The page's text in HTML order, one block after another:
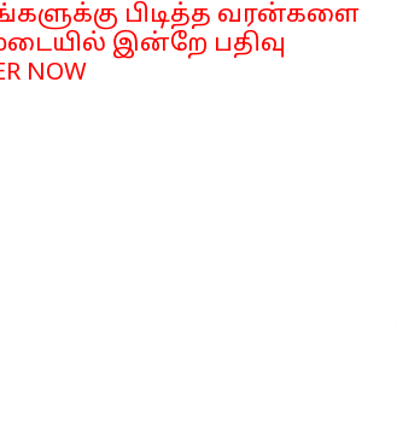
பிடித்த வரன்களை
இன்றே பதிவு
NOW